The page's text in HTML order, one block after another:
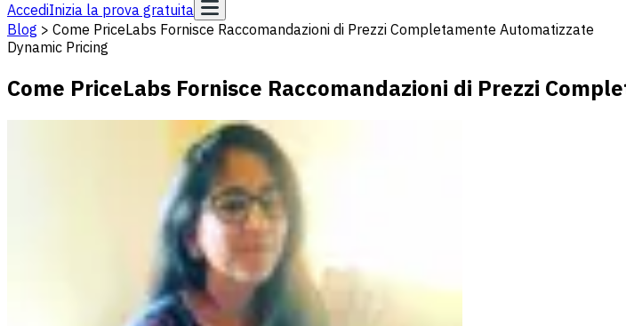
AccediInizia la prova gratuita
Blog > Come PriceLabs Fornisce Raccomandazioni di Prezzi Completamente Automatizzate
Dynamic Pricing
Come PriceLabs Fornisce Raccomandazioni di Prezzi